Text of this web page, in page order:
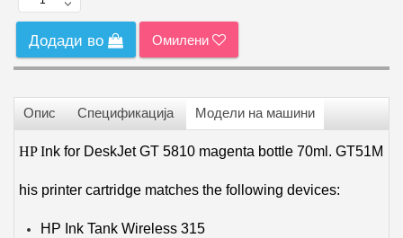
Додади во Омилени
Опис Спецификација Модели на машини
HP Ink for DeskJet GT 5810 magenta bottle 70ml. GT51M
his printer cartridge matches the following devices:
HP Ink Tank Wireless 315